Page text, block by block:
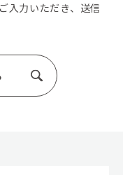
入力いただき、送信